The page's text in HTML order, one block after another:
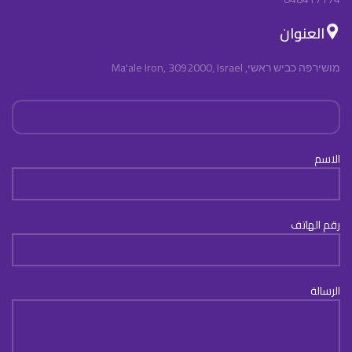
العنوان
מושירפה כביש ראשי, Ma'ale Iron, 3092000, Israel
الاسم
رقم الهاتف
الرسالة